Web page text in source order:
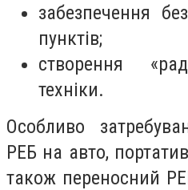
забезпечення
пунктів;
створення
техніки.
Особливо
РЕБ на авто,
також переносний